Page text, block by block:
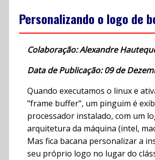
Personalizando o logo de
Colaboração: Alexandre
Data de Publicação: 09 de
Quando executamos o linux e
"frame buffer", um pinguim é
processador instalado, com um
arquitetura da máquina (intel,
Mas fica bacana personalizar a
seu próprio logo no lugar do